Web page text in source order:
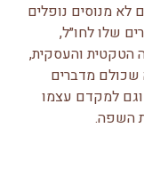
מנוסים נופלים
שלו לחו״ל,
הטקטית והעסקית,
שכולם מדברים
וגם למקדם עצמו
השפה.